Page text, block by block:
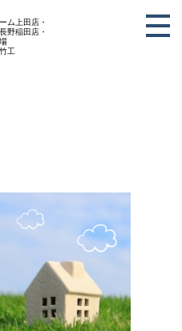
ム上田店・
野稲田店・
工